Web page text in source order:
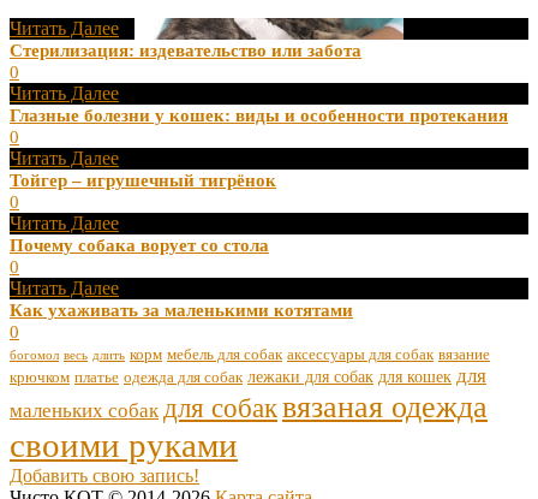
Читать Далее
Стерилизация: издевательство или забота
0
Читать Далее
Глазные болезни у кошек: виды и особенности протекания
0
Читать Далее
Тойгер – игрушечный тигрёнок
0
Читать Далее
Почему собака ворует со стола
0
Читать Далее
Как ухаживать за маленькими котятами
0
богомол весь длить корм мебель для собак аксессуары для собак вязание
крючком платье одежда для собак лежаки для собак для кошек для
маленьких собак для собаквязаная одежда
своими руками
Добавить свою запись!